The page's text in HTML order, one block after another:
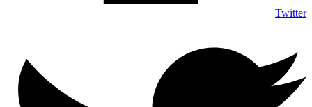
Twitter